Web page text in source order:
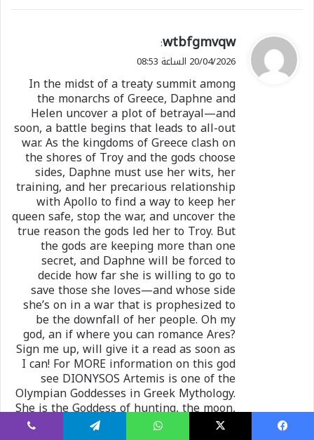
ي
ق
ل
wtbfgmvqw
:
20/04/2026 الساعة 08:53
In the midst of a treaty summit among
the monarchs of Greece, Daphne and
Helen uncover a plot of betrayal—and
soon, a battle begins that leads to all-out
war. As the kingdoms of Greece clash on
the shores of Troy and the gods choose
sides, Daphne must use her wits, her
training, and her precarious relationship
with Apollo to find a way to keep her
queen safe, stop the war, and uncover the
true reason the gods led her to Troy. But
the gods are keeping more than one
secret, and Daphne will be forced to
decide how far she is willing to go to
save those she loves—and whose side
she’s on in a war that is prophesized to
be the downfall of her people. Oh my
god, an if where you can romance Ares?
Sign me up, will give it a read as soon as
I can! For MORE information on this god
see DIONYSOS Artemis is one of the
Olympian Goddesses in Greek Mythology.
She is the Goddess of hunting, the moon,
nature, childbirth, chastity, and animals